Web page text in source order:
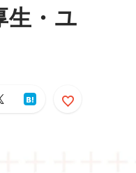
生・ユ